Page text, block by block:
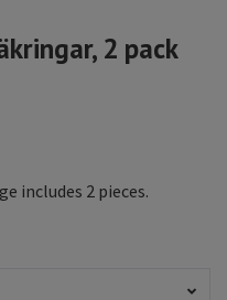
2 pack
includes 2 pieces.